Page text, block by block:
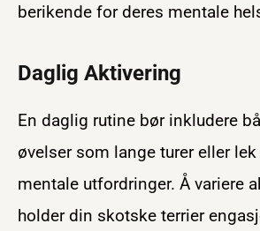
berikende for deres mentale
Daglig Aktivering
En daglig rutine bør inkludere
øvelser som lange turer eller
mentale utfordringer. Å variere
holder din skotske terrier